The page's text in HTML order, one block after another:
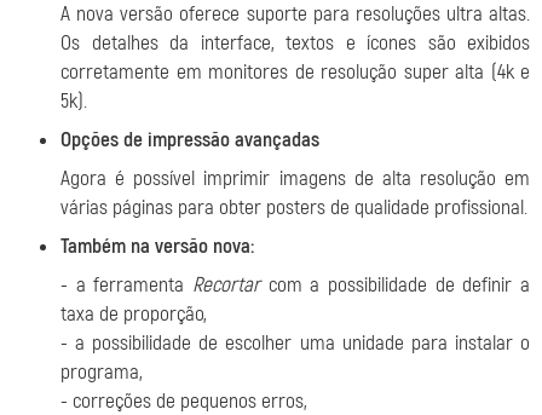
A nova versão oferece suporte para resoluções ultra altas.
Os detalhes da interface, textos e ícones são exibidos
corretamente em monitores de resolução super alta (4k e
5k).
Opções de impressão avançadas
Agora é possível imprimir imagens de alta resolução em
várias páginas para obter posters de qualidade profissional.
Também na versão nova:
- a ferramenta Recortarcom a possibilidade de definir a
taxa de proporção,
- a possibilidade de escolher uma unidade para instalar o
programa,
- correções de pequenos erros,